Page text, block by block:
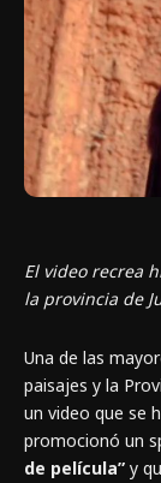
El video recrea
la provincia de
Una de las
paisajes y la
un video que se
promocionó un
de película” y